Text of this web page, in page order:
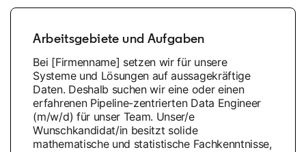
Arbeitsgebiete und Aufgaben
Bei [Firmenname] setzen wir für unsere
Systeme und Lösungen auf aussagekräftige
Daten. Deshalb suchen wir eine oder einen
erfahrenen Pipeline-zentrierten Data Engineer
(m/w/d) für unser Team. Unser/e
Wunschkandidat/in besitzt solide
mathematische und statistische Fachkenntnisse,